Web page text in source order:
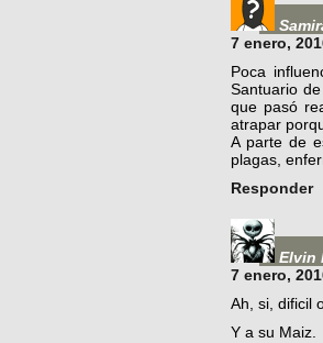
7 enero,
Poca
Santuario
que pasó
atrapar
A parte de
plagas,
Responder
Elvin
7 enero,
Ah, si, dificil
Y a su Maiz.